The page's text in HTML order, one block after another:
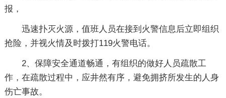
报，
迅速扑灭火源，值班人员在接到火警信息后立即组织
抢险，并视火情及时拨打119火警电话。
2、保障安全通道畅通，有组织的做好人员疏散工
作，在疏散过程中，应井然有序，避免拥挤所发生的人身
伤亡事故。